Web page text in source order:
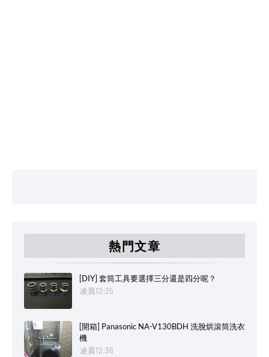
熱門文章
[DIY] 套筒工具要選擇三分還是四分呢？
凌晨12:25
[開箱] Panasonic NA-V130BDH 洗脫烘滾筒洗衣
機
凌晨12:36